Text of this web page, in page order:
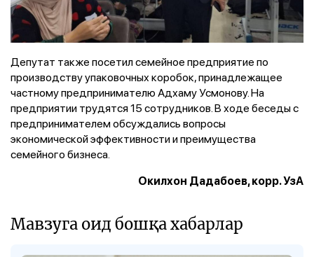
Депутат также посетил семейное предприятие по
производству упаковочных коробок, принадлежащее
частному предпринимателю Адхаму Усмонову. На
предприятии трудятся 15 сотрудников. В ходе беседы с
предпринимателем обсуждались вопросы
экономической эффективности и преимущества
семейного бизнеса.
Окилхон Дадабоев, корр. УзА
Мавзуга оид бошқа хабарлар